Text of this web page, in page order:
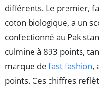
différents. Le premier,
coton biologique, a un
confectionné au
culmine à 893 points,
marque de fast fashion,
points. Ces chiffres